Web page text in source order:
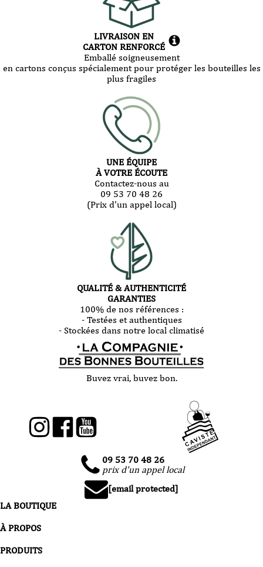
LIVRAISON EN
CARTON RENFORCÉ
Emballé soigneusement
en cartons conçus spécialement pour protéger les bouteilles les
plus fragiles
UNE ÉQUIPE
À VOTRE ÉCOUTE
Contactez-nous au
09 53 70 48 26
(Prix d'un appel local)
QUALITÉ & AUTHENTICITÉ
GARANTIES
100% de nos références :
- Testées et authentiques
- Stockées dans notre local climatisé
Buvez vrai, buvez bon.
09 53 70 48 26
prix d'un appel local
[email protected]
LA BOUTIQUE
À PROPOS
PRODUITS